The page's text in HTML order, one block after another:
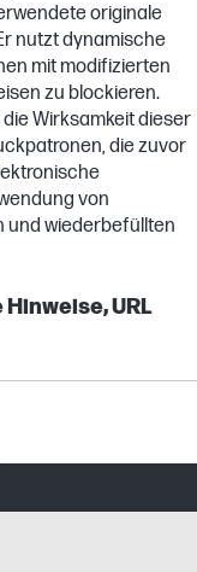
originale
nutzt dynamische
mit modifizierten
zu blockieren.
Wirksamkeit dieser
die zuvor
von
und wiederbefüllten
URL